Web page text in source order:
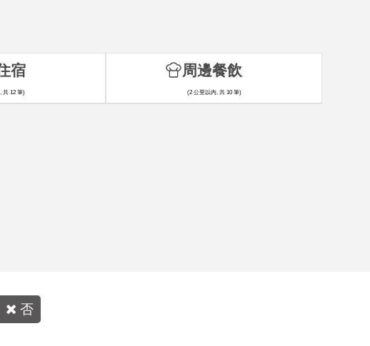
宿
共 12 筆)
周邊餐飲
(2 公里以內, 共 10 筆)
否